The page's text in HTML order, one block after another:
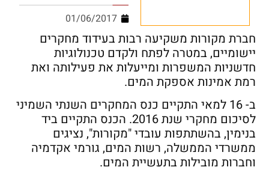
01/06/2017
חברת מקורות משקיעה רבות בעידוד מחקרים
יישומיים, במטרה לפתח ולקדם טכנולוגיות
חדשניות המשפרות ומייעלות את פעילותה ואת
רמת אמינות אספקת המים.
ב- 16 למאי התקיים כנס המחקרים השנתי השמיני
לסיכום מחקרי שנת 2016. הכנס התקיים ביד
בנימין, בהשתתפות עובדי "מקורות", נציגים
ממשרדי הממשלה, רשות המים, גורמי אקדמיה
וחברות מובילות בתעשיית המים.